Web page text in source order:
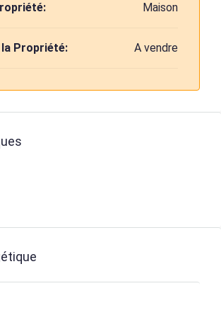
Maison
Propriété: A vendre